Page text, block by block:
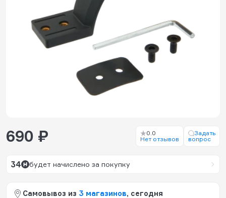
690 ₽
0.0
Нет отзывов
Задать
вопрос
34 будет начислено за покупку
Самовывоз из 3 магазинов, сегодня